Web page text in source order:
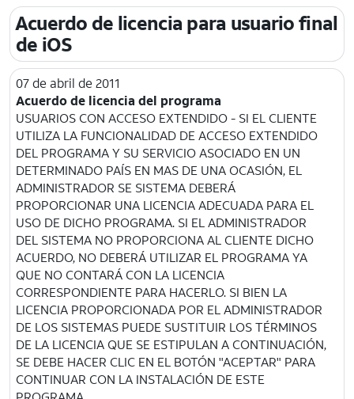
Acuerdo de licencia para usuario final
de iOS
07 de abril de 2011
Acuerdo de licencia del programa
USUARIOS CON ACCESO EXTENDIDO - SI EL CLIENTE
UTILIZA LA FUNCIONALIDAD DE ACCESO EXTENDIDO
DEL PROGRAMA Y SU SERVICIO ASOCIADO EN UN
DETERMINADO PAÍS EN MAS DE UNA OCASIÓN, EL
ADMINISTRADOR SE SISTEMA DEBERÁ
PROPORCIONAR UNA LICENCIA ADECUADA PARA EL
USO DE DICHO PROGRAMA. SI EL ADMINISTRADOR
DEL SISTEMA NO PROPORCIONA AL CLIENTE DICHO
ACUERDO, NO DEBERÁ UTILIZAR EL PROGRAMA YA
QUE NO CONTARÁ CON LA LICENCIA
CORRESPONDIENTE PARA HACERLO. SI BIEN LA
LICENCIA PROPORCIONADA POR EL ADMINISTRADOR
DE LOS SISTEMAS PUEDE SUSTITUIR LOS TÉRMINOS
DE LA LICENCIA QUE SE ESTIPULAN A CONTINUACIÓN,
SE DEBE HACER CLIC EN EL BOTÓN "ACEPTAR" PARA
CONTINUAR CON LA INSTALACIÓN DE ESTE